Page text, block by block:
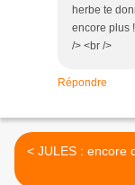
herbe te
encore plus
/> <br />
Répondre
< JULES : encore